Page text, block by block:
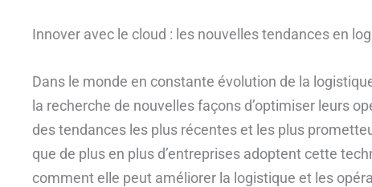
Innover avec le cloud : les nouvelles tendances en
Dans le monde en constante évolution de la
la recherche de nouvelles façons d’optimiser leurs
des tendances les plus récentes et les plus
que de plus en plus d’entreprises adoptent cette
comment elle peut améliorer la logistique et les